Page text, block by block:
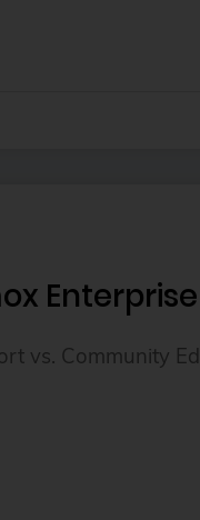
vs. Community